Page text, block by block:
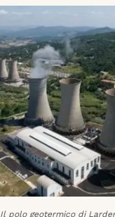
Il polo geotermico di